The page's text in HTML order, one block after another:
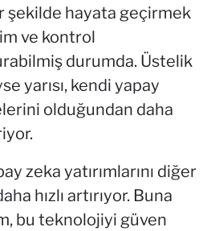
hayata geçirmek
ve kontrol
durumda. Üstelik
yarısı, kendi yapay
olduğundan daha
zeka yatırımlarını diğer
hızlı artırıyor. Buna
bu teknolojiyi güven